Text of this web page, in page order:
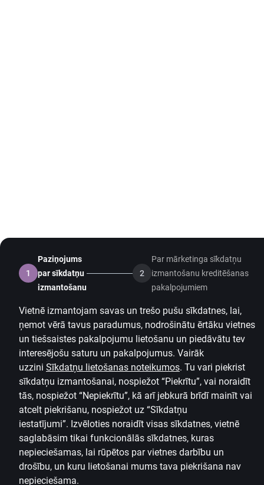
1
Paziņojums
par sīkdatņu
izmantošanu
2
Par mārketinga sīkdatņu
izmantošanu kreditēšanas
pakalpojumiem
Vietnē izmantojam savas un trešo pušu sīkdatnes, lai,
ņemot vērā tavus paradumus, nodrošinātu ērtāku vietnes
un tiešsaistes pakalpojumu lietošanu un piedāvātu tev
interesējošu saturu un pakalpojumus. Vairāk
uzzini Sīkdatņu lietošanas noteikumos. Tu vari piekrist
sīkdatņu izmantošanai, nospiežot “Piekrītu”, vai noraidīt
tās, nospiežot “Nepiekrītu”, kā arī jebkurā brīdī mainīt vai
atcelt piekrišanu, nospiežot uz “Sīkdatņu
iestatījumi”. Izvēloties noraidīt visas sīkdatnes, vietnē
saglabāsim tikai funkcionālās sīkdatnes, kuras
nepieciešamas, lai rūpētos par vietnes darbību un
drošību, un kuru lietošanai mums tava piekrišana nav
nepieciešama.